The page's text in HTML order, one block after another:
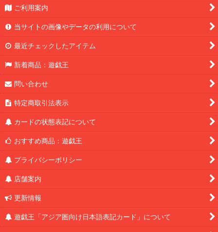
ご利用案内
当サイトの画像やデータの利用について
最近チェックしたアイテム
新着商品：遊戯王
問い合わせ
特定商取引法表示
カードの状態表記について
おすすめ商品：遊戯王
プライバシーポリシー
店舗案内
更新情報
遊戯王「アジア圏向け日本語表記カード」について